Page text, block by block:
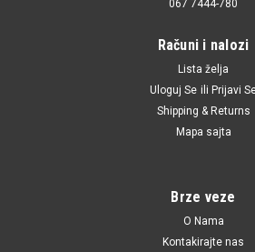
067 7444-780
Računi i nalozi
Lista želja
Uloguj Se ili Prijavi
Shipping & Returns
Mapa sajta
Brze veze
O Nama
Kontakirajte nas